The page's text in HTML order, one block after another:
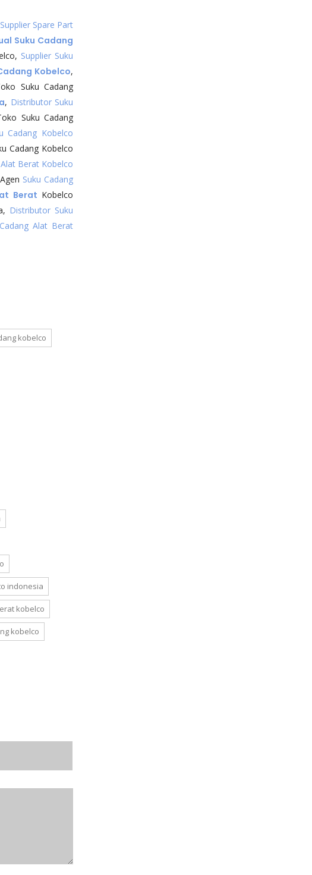
Supplier Spare Part
Suku Cadang
Supplier Suku
Kobelco,
Suku Cadang
, Distributor Suku
Suku Cadang
Cadang Kobelco
Cadang Kobelco
Berat Kobelco
Suku Cadang
Berat Kobelco
Distributor Suku
Alat Berat
kobelco
indonesia
kobelco
kobelco